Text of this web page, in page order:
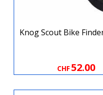
Knog Scout Bike
CHF52.00